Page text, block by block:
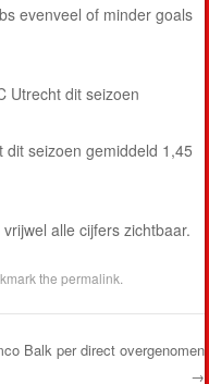
evenveel of minder goals
Utrecht dit seizoen
seizoen gemiddeld 1,45
alle cijfers zichtbaar.
thepermalink
Balk per direct overgenomen
→